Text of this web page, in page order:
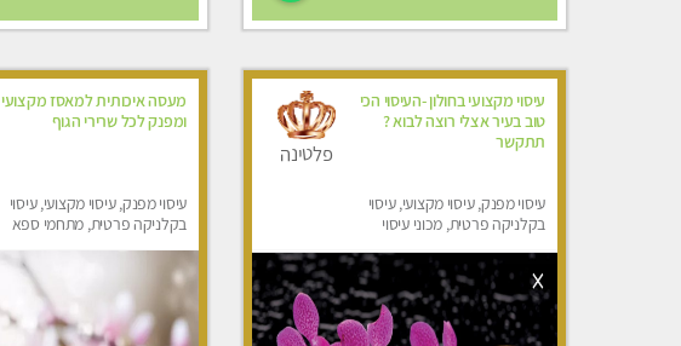
עיסוי מקצועי בחולון -העיסוי הכי
טוב בעיר אצלי רוצה לבוא ?
תתקשר
עיסוי מפנק, עיסוי מקצועי, עיסוי
בקלניקה פרטית, מכוני עיסוי
פלטינה
מעסה איכותית למאסז מקצועי
ומפנק לכל שרירי הגוף
עיסוי מפנק, עיסוי מקצועי, עיסוי
בקלניקה פרטית, מתחמי ספא
טנטרה